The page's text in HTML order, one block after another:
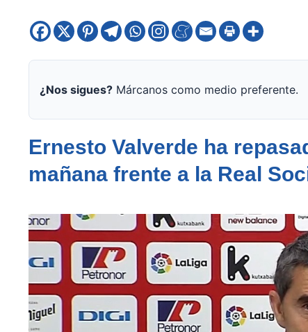
¿Nos sigues?Márcanos como medio preferente.
Ernesto Valverde ha
mañana frente a la Real